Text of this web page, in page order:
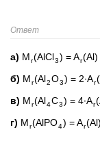
Ответ
а) Mr(AlCl3) = Ar(Al)
б) Mr(Al2O3) = 2∙Ar
в) Mr(Al4C3) = 4∙Ar
г) Mr(AlPO4) = Ar